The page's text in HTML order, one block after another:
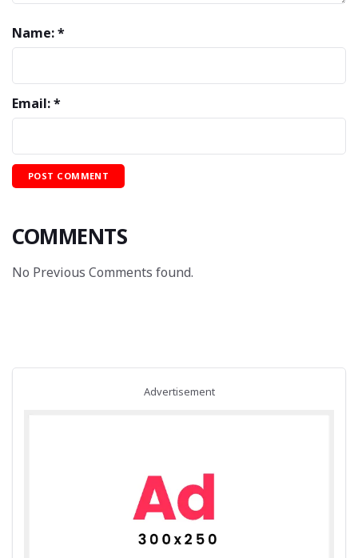
Name: *
Email: *
COMMENTS
No Previous Comments found.
Advertisement